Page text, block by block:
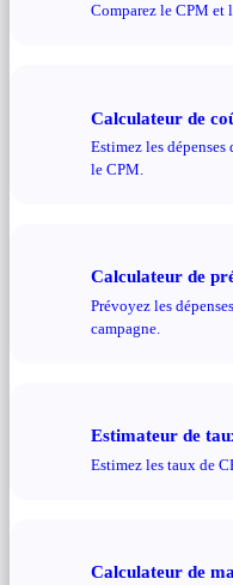
Comparez le CPM et
Calculateur de
Estimez les
le CPM.
Calculateur de
Prévoyez les
campagne.
Estimateur de
Estimez les taux de
Calculateur de